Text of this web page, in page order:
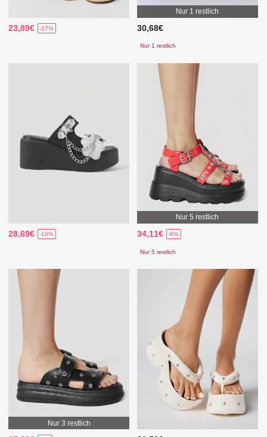
23,89€ -17%
Nur 1 restlich
30,68€
Nur 1 restlich
28,69€ -10%
Nur 5 restlich
34,11€ -8%
Nur 5 restlich
Nur 3 restlich